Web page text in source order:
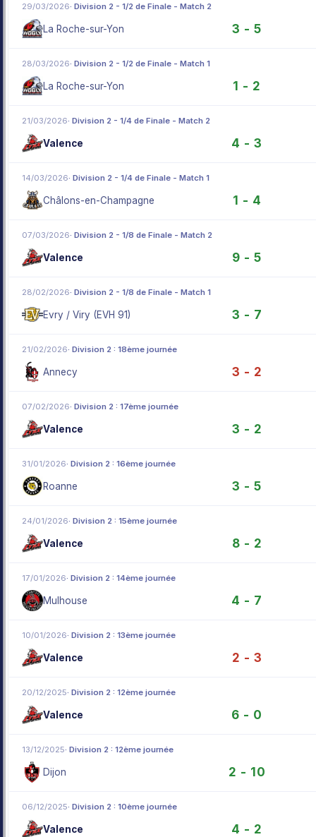
29/03/2026· Division 2 - 1/2 de Finale - Match 2
La Roche-sur-Yon 3 - 5
28/03/2026· Division 2 - 1/2 de Finale - Match 1
La Roche-sur-Yon 1 - 2
21/03/2026· Division 2 - 1/4 de Finale - Match 2
Valence 4 - 3
14/03/2026· Division 2 - 1/4 de Finale - Match 1
Châlons-en-Champagne 1 - 4
07/03/2026· Division 2 - 1/8 de Finale - Match 2
Valence 9 - 5
28/02/2026· Division 2 - 1/8 de Finale - Match 1
Evry / Viry (EVH 91) 3 - 7
21/02/2026· Division 2 : 18ème journée
Annecy 3 - 2
07/02/2026· Division 2 : 17ème journée
Valence 3 - 2
31/01/2026· Division 2 : 16ème journée
Roanne 3 - 5
24/01/2026· Division 2 : 15ème journée
Valence 8 - 2
17/01/2026· Division 2 : 14ème journée
Mulhouse 4 - 7
10/01/2026· Division 2 : 13ème journée
Valence 2 - 3
20/12/2025· Division 2 : 12ème journée
Valence 6 - 0
13/12/2025· Division 2 : 12ème journée
Dijon 2 - 10
06/12/2025· Division 2 : 10ème journée
Valence 4 - 2